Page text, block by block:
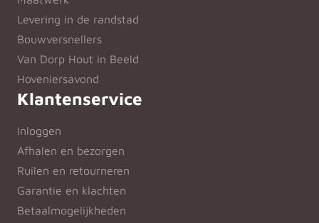
Levering in de randstad
Bouwversnellers
Van Dorp Hout in Beeld
Hoveniersavond
Klantenservice
Inloggen
Afhalen en bezorgen
Ruilen en retourneren
Garantie en klachten
Betaalmogelijkheden